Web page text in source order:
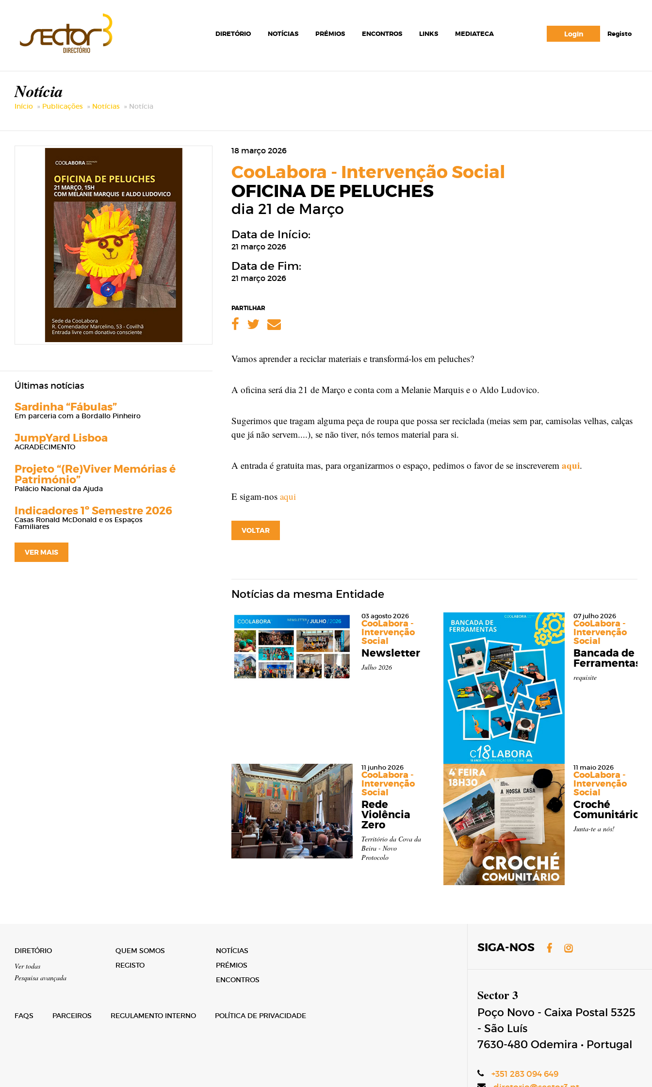
Login Registo
DIRETÓRIO NOTÍCIAS PRÉMIOS ENCONTROS LINKS MEDIATECA
Notícia
Início Publicações Notícias Notícia
Últimas notícias
Sardinha “Fábulas”
Em parceria com a Bordallo Pinheiro
JumpYard Lisboa
AGRADECIMENTO
Projeto “(Re)Viver Memórias é
Património”
Palácio Nacional da Ajuda
Indicadores 1º Semestre 2026
Casas Ronald McDonald e os Espaços
Familiares
VER MAIS
18 março 2026
CooLabora - Intervenção Social
OFICINA DE PELUCHES
dia 21 de Março
Data de Início:
21 março 2026
Data de Fim:
21 março 2026
PARTILHAR
Facebook
Twitter
Email
Vamos aprender a reciclar materiais e transformá-los em peluches?
A oficina será dia 21 de Março e conta com a Melanie Marquis e o Aldo Ludovico.
Sugerimos que tragam alguma peça de roupa que possa ser reciclada (meias sem par, camisolas velhas, calças
que já não servem....), se não tiver, nós temos material para si.
A entrada é gratuita mas, para organizarmos o espaço, pedimos o favor de se inscreverem aqui.
E sigam-nos aqui
VOLTAR
Notícias da mesma Entidade
03 agosto 2026
CooLabora -
Intervenção
Social
Newsletter
Julho 2026
07 julho 2026
CooLabora -
Intervenção
Social
Bancada de
Ferramentas
requisite
11 junho 2026
CooLabora -
Intervenção
Social
Rede
Violência
Zero
Território da Cova da
Beira - Novo
Protocolo
11 maio 2026
CooLabora -
Intervenção
Social
Croché
Comunitário
Junta-te a nós!
DIRETÓRIO
Ver todas
Pesquisa avançada
QUEM SOMOS
REGISTO
NOTÍCIAS
PRÉMIOS
ENCONTROS
FAQS PARCEIROS REGULAMENTO INTERNO POLÍTICA DE PRIVACIDADE
SIGA-NOS Facebook
Instagram
Sector 3
Poço Novo - Caixa Postal 5325
- São Luís
7630-480 Odemira • Portugal
+351 283 094 649